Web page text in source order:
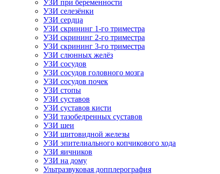
УЗИ при беременности
УЗИ селезёнки
УЗИ сердца
УЗИ скрининг 1-го триместра
УЗИ скрининг 2-го триместра
УЗИ скрининг 3-го триместра
УЗИ слюнных желёз
УЗИ сосудов
УЗИ сосудов головного мозга
УЗИ сосудов почек
УЗИ стопы
УЗИ суставов
УЗИ суставов кисти
УЗИ тазобедренных суставов
УЗИ шеи
УЗИ щитовидной железы
УЗИ эпителиального копчикового хода
УЗИ яичников
УЗИ на дому
Ультразвуковая допплерография